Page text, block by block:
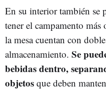
En su interior también se
tener el campamento
la mesa cuentan con
almacenamiento. Se
bebidas dentro,
objetos que deben